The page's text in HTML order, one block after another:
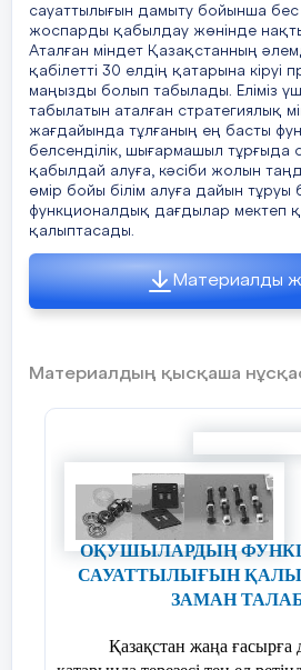
Жауабы:
Жауап: Пифагор
Контекст: Қоғамдық
Мазмұндық салалары:
Ойлау процесі:
нәтижелерді қолдану
Құзыреттілік деңгейі: 2
сатының ұзындығын
Жауабы:
Жауап: Пифагор
баспалдақтың
1600+900=50см.
6*50=300см=3м.
Контекст: Қоғамдық
Мазмұндық салалары:
“
сауаттылығын дамыту бойынша
жоспарды қабылдау жөнінде
Аталған міндет Қазақстанның
қабілетті 30 елдің қатарына кіруі
маңызды болып табылады. Еліміз
табылатын аталған стратегиялық
жағдайында тұлғаның ең басты
белсенділік, шығармашыл тұрғыда
қабылдай алуға, кәсіби жолын
өмір бойы білім алуға дайын
функционалдық дағдылар мектеп
қалыптасады.
Материалды
Материалдың қысқаша
ОҚУШЫЛАРДЫҢ
САУАТТЫЛЫҒЫН
ЗАМАН
Қазақстан жаңа ғасырға